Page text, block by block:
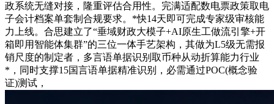
政系统无缝对接，隆重评估合用性。完满适配数电票政策取电
子会计档案单套制合规要求。*快14天即可完成专家级审核能
力上线。合思建立了“垂域财政大模子+AI原生工做流引擎+开
箱即用智能体集群”的三位一体手艺架构，其做为L5级无需报
销尺度的制定者，多言语单据识别取币种从动折算能力行业
*，同时支撑15国言语单据精准识别，必需通过POC(概念验
证)测试，